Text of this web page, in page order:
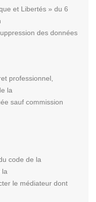
et Libertés » du 6
des données
professionnel,
la
sauf commission
code de la
la
le médiateur dont